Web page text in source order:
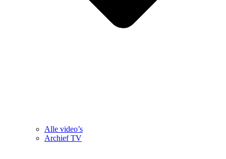
Alle video’s
Archief TV